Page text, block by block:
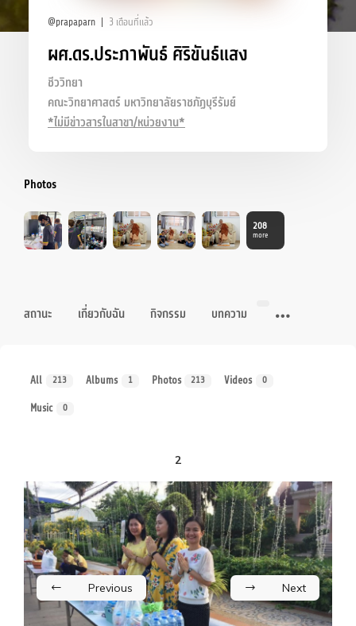
@prapaparn 3 เดือนที่แล้ว
ผศ.ดร.ประภาพันธ์ ศิริขันธ์แสง
ชีววิทยา
คณะวิทยาศาสตร์ มหาวิทยาลัยราชภัฏบุรีรัมย์
*ไม่มีข่าวสารในสาขา/หน่วยงาน*
Photos
208
more
สถานะ เกี่ยวกับฉัน กิจกรรม บทความ
All 213 Albums 1 Photos 213 Videos 0
Music 0
2
Previous Next